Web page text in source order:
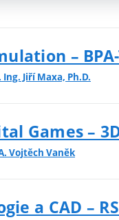
–
Ing. Jiří Maxa, Ph.D.
Games –
Vojtěch Vaněk
a CAD –